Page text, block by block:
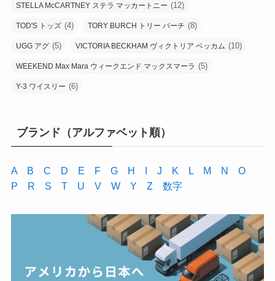
STELLA McCARTNEY ステラ マッカートニー (12)
TOD'S トッズ (4) TORY BURCH トリー バーチ (8)
UGG アグ (5) VICTORIA BECKHAM ヴィクトリア ベッカム (10)
WEEKEND Max Mara ウィークエンド マックスマーラ (5)
Y-3 ワイスリー (6)
ブランド（アルファベット順）
A B C D E F G H I J K L M N
O
P
R S T U V W Y Z 数字